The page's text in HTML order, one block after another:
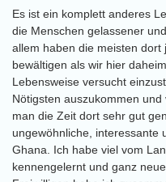
Es ist ein komplett anderes
die Menschen gelassener
allem haben die meisten
bewältigen als wir hier
Lebensweise versucht
Nötigsten auszukommen
man die Zeit dort sehr gut
ungewöhnliche, interessante
Ghana. Ich habe viel vom
kennengelernt und ganz